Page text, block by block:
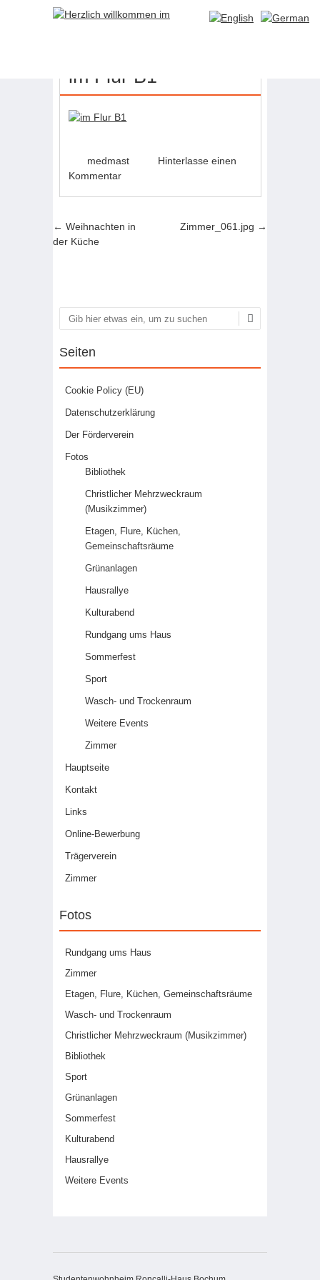
im Flur B1
medmast
Hinterlasse einen
Kommentar
Artikel-Navigation
← Weihnachten in
der Küche
Zimmer_061.jpg →
Suchen
Seiten
Cookie Policy (EU)
Datenschutzerklärung
Der Förderverein
Fotos
Bibliothek
Christlicher Mehrzweckraum
(Musikzimmer)
Etagen, Flure, Küchen,
Gemeinschaftsräume
Grünanlagen
Hausrallye
Kulturabend
Rundgang ums Haus
Sommerfest
Sport
Wasch- und Trockenraum
Weitere Events
Zimmer
Hauptseite
Kontakt
Links
Online-Bewerbung
Trägerverein
Zimmer
Fotos
Rundgang ums Haus
Zimmer
Etagen, Flure, Küchen, Gemeinschaftsräume
Wasch- und Trockenraum
Christlicher Mehrzweckraum (Musikzimmer)
Bibliothek
Sport
Grünanlagen
Sommerfest
Kulturabend
Hausrallye
Weitere Events